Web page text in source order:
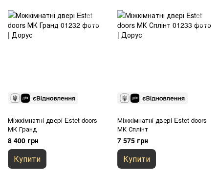
Міжкімнатні двері Estet doors
МК Гранд
8 400 грн
Купити
Міжкімнатні двері Estet doors
МК Сплінт
7 575 грн
Купити